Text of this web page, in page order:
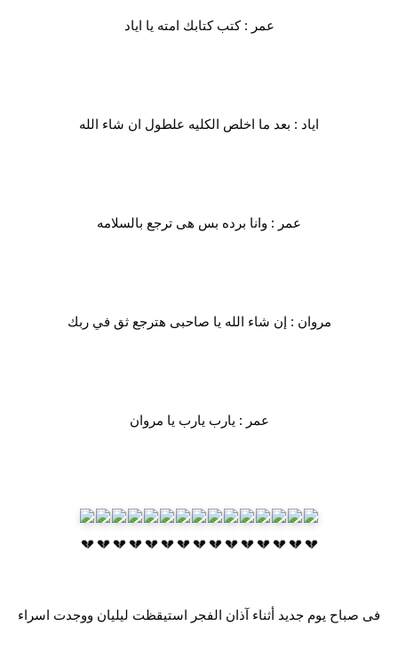
عمر : كتب كتابك امته يا اياد
اياد : بعد ما اخلص الكليه علطول ان شاء الله
عمر : وانا برده بس هى ترجع بالسلامه
مروان : إن شاء الله يا صاحبى هترجع ثق في ربك
عمر : يارب يارب يا مروان
فى صباح يوم جديد أثناء آذان الفجر استيقظت ليليان ووجدت اسراء